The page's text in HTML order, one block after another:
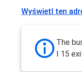
Wyświetl ten
The
I 15